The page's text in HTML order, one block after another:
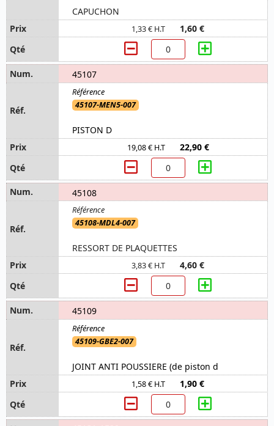
CAPUCHON
1,33 € H.T 1,60 €
45107
45107-MEN5-007
PISTON D
19,08 € H.T 22,90 €
45108
45108-MDL4-007
RESSORT DE PLAQUETTES
3,83 € H.T 4,60 €
45109
45109-GBE2-007
JOINT ANTI POUSSIERE (de piston d
1,58 € H.T 1,90 €